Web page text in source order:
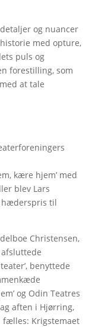
og nuancer
med opture,
puls og
forestilling, som
at tale
kære hjem’ med
blev Lars
hæderspris til
Christensen,
benyttede
og Odin Teatres
aften i Hjørring,
Krigstemaet